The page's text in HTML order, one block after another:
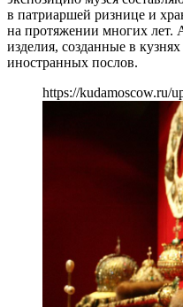
в патриаршей ризнице и
на протяжении многих лет.
изделия, созданные в
иностранных послов.
https://kudamoscow.ru/